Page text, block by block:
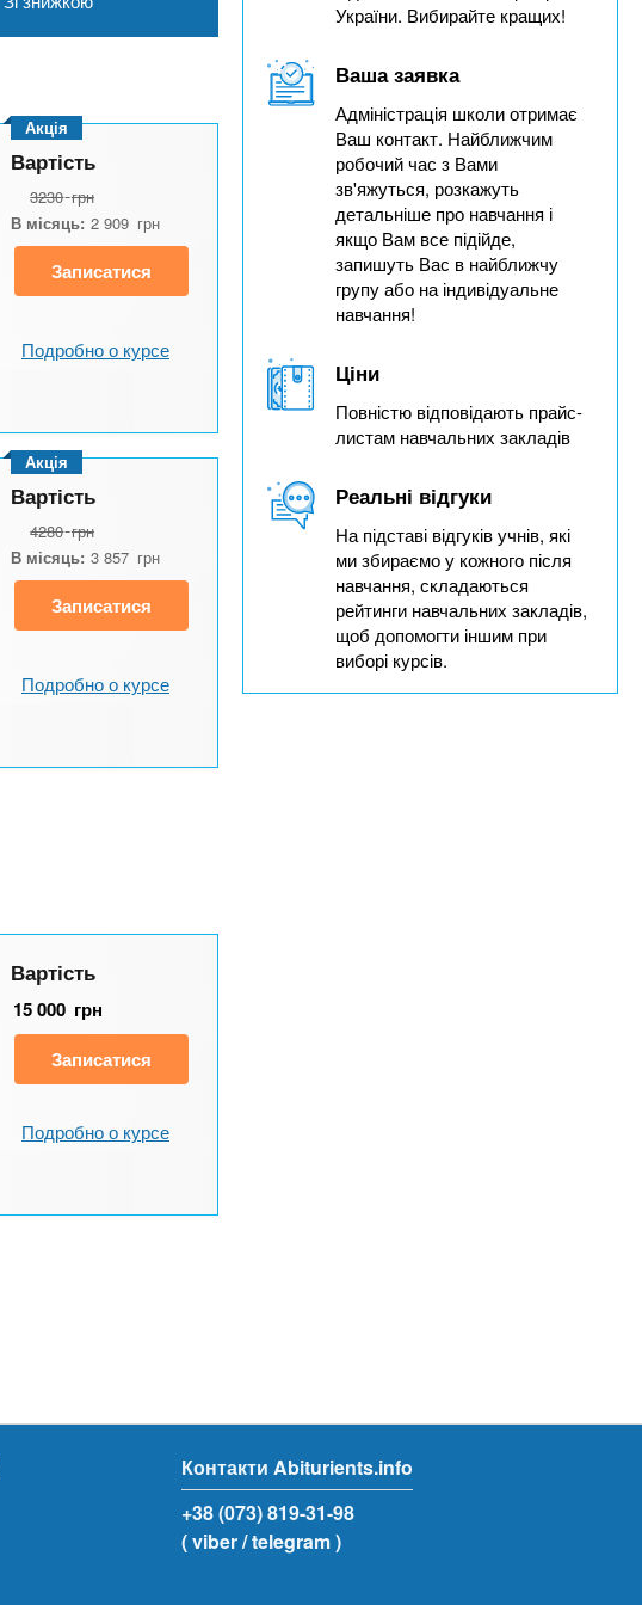
Акція
Вартість
3230 грн
В місяць: 2 909 грн
Записатися
Подробно о курсе
Акція
Вартість
4280 грн
В місяць: 3 857 грн
Записатися
Подробно о курсе
Вартість
15 000 грн
Записатися
Подробно о курсе
України. Вибирайте кращих!
Ваша заявка
Адміністрація школи отримає
Ваш контакт. Найближчим
робочий час з Вами
зв'яжуться, розкажуть
детальніше про навчання і
якщо Вам все підійде,
запишуть Вас в найближчу
групу або на індивідуальне
навчання!
Ціни
Повністю відповідають прайс-
листам навчальних закладів
Реальні відгуки
На підставі відгуків учнів, які
ми збираємо у кожного після
навчання, складаються
рейтинги навчальних закладів,
щоб допомогти іншим при
виборі курсів.
Контакти Abiturients.info
+38 (073) 819-31-98
( viber/ telegram )